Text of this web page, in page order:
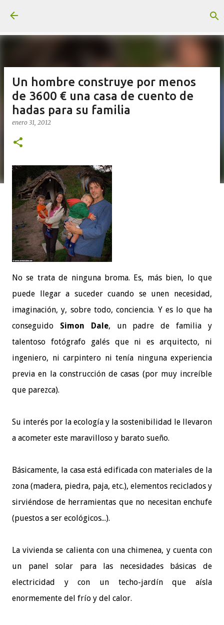
Un hombre construye por menos
de 3600 € una casa de cuento de
hadas para su familia
enero 31, 2012
No se trata de ninguna broma. Es, más bien, lo que
puede llegar a suceder cuando se unen necesidad,
imaginación, y, sobre todo, conciencia. Y es lo que ha
conseguido Simon Dale, un padre de familia y
talentoso fotógrafo galés que ni es arquitecto, ni
ingeniero, ni carpintero ni tenía ninguna experiencia
previa en la construcción de casas (por muy increíble
que parezca).
Su interés por la ecología y la sostenibilidad le llevaron
a acometer este maravilloso y barato sueño.
Básicamente, la casa está edificada con materiales de la
zona (madera, piedra, paja, etc.), elementos reciclados y
sirviéndose de herramientas que no necesitan enchufe
(puestos a ser ecológicos...).
La vivienda se calienta con una chimenea, y cuenta con
un panel solar para las necesidades básicas de
electricidad y con un techo-jardín que aísla
enormemente del frío y del calor.